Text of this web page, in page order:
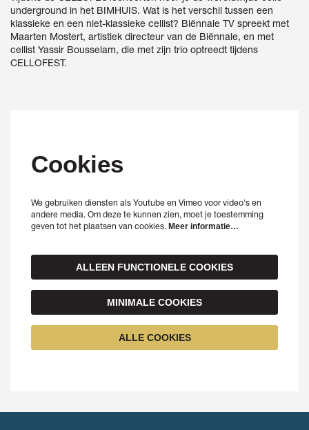
underground in het BIMHUIS. Wat is het verschil tussen een
klassieke en een niet-klassieke cellist? Biënnale TV spreekt met
Maarten Mostert, artistiek directeur van de Biënnale, en met
cellist Yassir Bousselam, die met zijn trio optreedt tijdens
CELLOFEST.
Cookies
We gebruiken diensten als Youtube en Vimeo voor video's en
andere media. Om deze te kunnen zien, moet je toestemming
geven tot het plaatsen van cookies. Meer informatie…
ALLEEN FUNCTIONELE COOKIES
MINIMALE COOKIES
ALLE COOKIES